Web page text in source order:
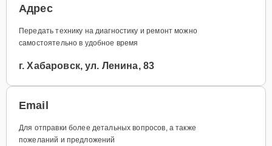
Адрес
Передать технику на диагностику и ремонт можно
самостоятельно в удобное время
г. Хабаровск, ул. Ленина, 83
Email
Для отправки более детальных вопросов, а также
пожеланий и предложений